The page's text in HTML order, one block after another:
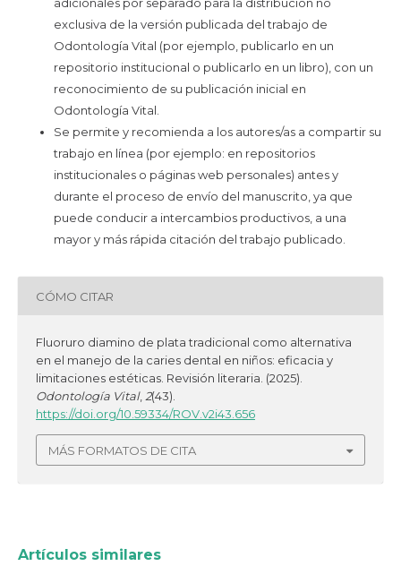
adicionales por separado para la distribución no
exclusiva de la versión publicada del trabajo de
Odontología Vital (por ejemplo, publicarlo en un
repositorio institucional o publicarlo en un libro), con un
reconocimiento de su publicación inicial en
Odontología Vital.
Se permite y recomienda a los autores/as a compartir su
trabajo en línea (por ejemplo: en repositorios
institucionales o páginas web personales) antes y
durante el proceso de envío del manuscrito, ya que
puede conducir a intercambios productivos, a una
mayor y más rápida citación del trabajo publicado.
CÓMO CITAR
Fluoruro diamino de plata tradicional como alternativa
en el manejo de la caries dental en niños: eficacia y
limitaciones estéticas. Revisión literaria. (2025).
Odontología Vital,2(43).
https://doi.org/10.59334/ROV.v2i43.656
MÁS FORMATOS DE CITA
Artículos similares